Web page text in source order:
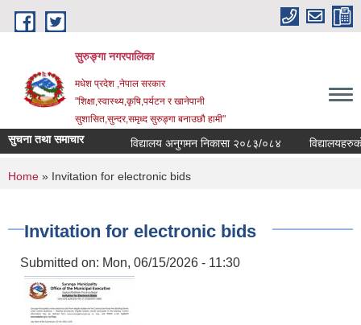
Skip to main content
सुरुङ्‍गा नगरपालिका
मधेश प्रदेश ,नेपाल सरकार
"शिक्षा,स्वास्थ्य,कृषि,पर्यटन र खानेपानी
सुशासित,सुन्दर,समृध्द सुरुङ्गा बनाउछौ हामी"
सुचना तथा समाचार विद्यालय अनुगमन निकासा २०८३/०८४
You are here
Home » Invitation for electronic bids
Invitation for electronic bids
Submitted on: Mon, 06/15/2026 - 11:30